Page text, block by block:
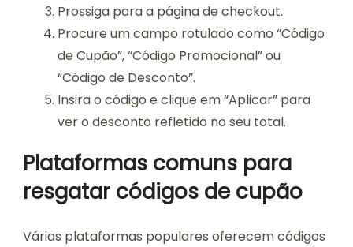
Prossiga para a página de checkout.
Procure um campo rotulado como “Código
de Cupão”, “Código Promocional” ou
“Código de Desconto”.
Insira o código e clique em “Aplicar” para
ver o desconto refletido no seu total.
Plataformas comuns para
resgatar códigos de cupão
Várias plataformas populares oferecem códigos